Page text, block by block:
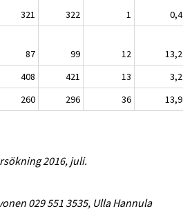
321 322 1
0,4
87 99 12
13,2
408 421 13
3,2
260 296 36 13,9
2016, juli.
029 551 3535, Ulla Hannula